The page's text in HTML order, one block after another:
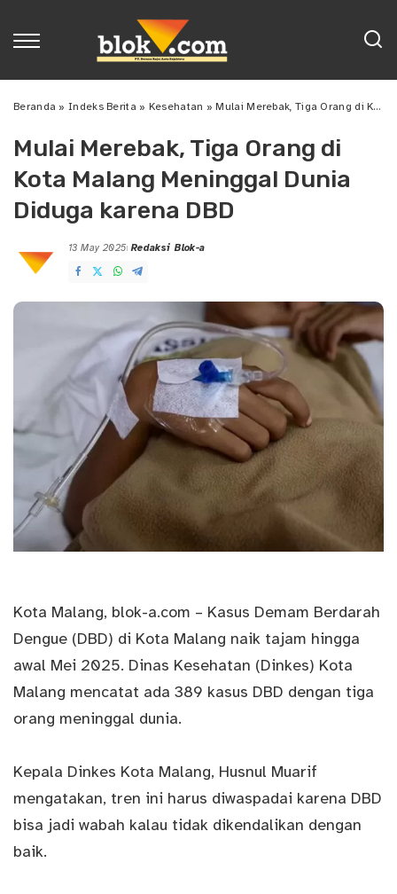
Beranda »Indeks Berita » Kesehatan »Mulai Merebak, Tiga Orang di Kota Malang Meninggal Dunia Diduga karena DBD
Mulai Merebak, Tiga Orang di
Kota Malang Meninggal Dunia
Diduga karena DBD
13 May 2025
Posted
by
Redaksi Blok-a
Kota Malang, blok-a.com – Kasus Demam Berdarah
Dengue (DBD) di Kota Malang naik tajam hingga
awal Mei 2025. Dinas Kesehatan (Dinkes) Kota
Malang mencatat ada 389 kasus DBD dengan tiga
orang meninggal dunia.
Kepala Dinkes Kota Malang, Husnul Muarif
mengatakan, tren ini harus diwaspadai karena DBD
bisa jadi wabah kalau tidak dikendalikan dengan
baik.